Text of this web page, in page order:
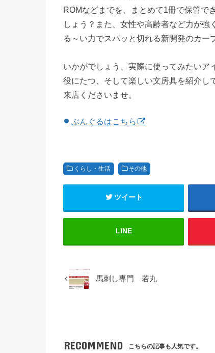
ROMなどまでを、まとめて1冊で保管で
しょう？また、女性や高齢者など力が
る～い力でスパッと切れる新開発のカー
いかがでしょう、実際に使ってみたい
役にたつ、そして楽しい文房具を紹介し
来店くださいませ。
ぶんぐるはこちら
くらし・生活 その他
ツイート
LINE
馬刺し専門 若丸
RECOMMEND こちらの記事も人気です。